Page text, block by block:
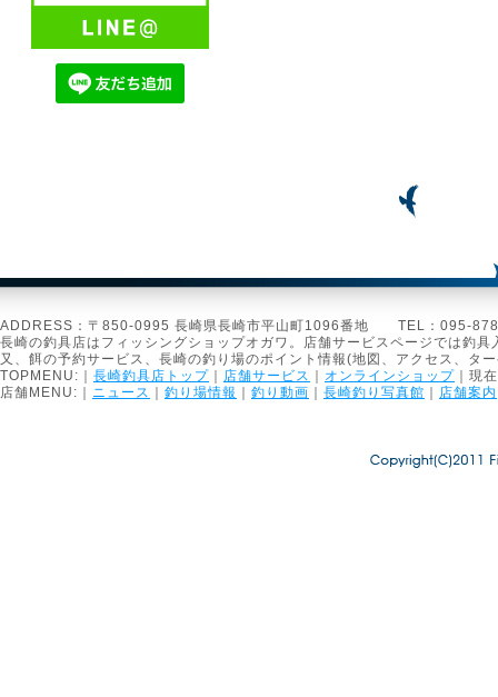
ADDRESS：〒850-0995 長崎県長崎市平山町1096番地 TEL：
長崎の釣具店はフィッシングショップオガワ。店舗サービスページでは釣
又、餌の予約サービス、長崎の釣り場のポイント情報(地図、アクセス、タ
TOPMENU:｜ 長崎釣具店トップ ｜ 店舗サービス ｜ オンラインショップ ｜現
店舗MENU:｜
ニュース ｜ 釣り場情報 ｜ 釣り動画 ｜ 長崎釣り写真館 ｜ 店舗案内